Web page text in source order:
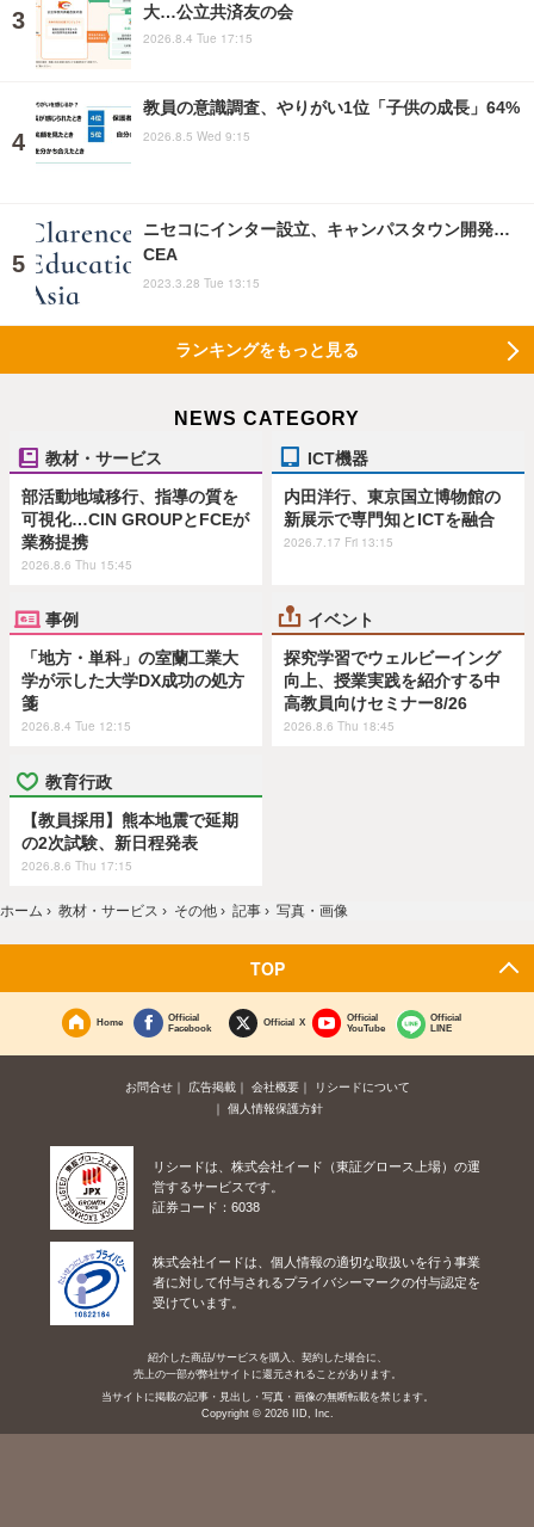
大…公立共済友の会
2026.8.4 Tue 17:15
教員の意識調査、やりがい1位「子供の成長」64%
2026.8.5 Wed 9:15
ニセコにインター設立、キャンパスタウン開発…
CEA
2023.3.28 Tue 13:15
ランキングをもっと見る
NEWS CATEGORY
教材・サービス
部活動地域移行、指導の質を
可視化…CIN GROUPとFCEが
業務提携
2026.8.6 Thu 15:45
ICT機器
内田洋行、東京国立博物館の
新展示で専門知とICTを融合
2026.7.17 Fri 13:15
事例
「地方・単科」の室蘭工業大
学が示した大学DX成功の処方
箋
2026.8.4 Tue 12:15
イベント
探究学習でウェルビーイング
向上、授業実践を紹介する中
高教員向けセミナー8/26
2026.8.6 Thu 18:45
教育行政
【教員採用】熊本地震で延期
の2次試験、新日程発表
2026.8.6 Thu 17:15
ホーム › 教材・サービス › その他 › 記事 › 写真・画像
TOP
Home
Official
Facebook
Official X
Official
YouTube
Official
LINE
お問合せ 広告掲載 会社概要
リシードについて
個人情報保護方針
リシードは、株式会社イード（東証グロース上場）の運
営するサービスです。
証券コード：6038
株式会社イードは、個人情報の適切な取扱いを行う事業
者に対して付与されるプライバシーマークの付与認定を
受けています。
紹介した商品/サービスを購入、契約した場合に、
売上の一部が弊社サイトに還元されることがあります。
当サイトに掲載の記事・見出し・写真・画像の無断転載を禁じます。
Copyright © 2026 IID, Inc.